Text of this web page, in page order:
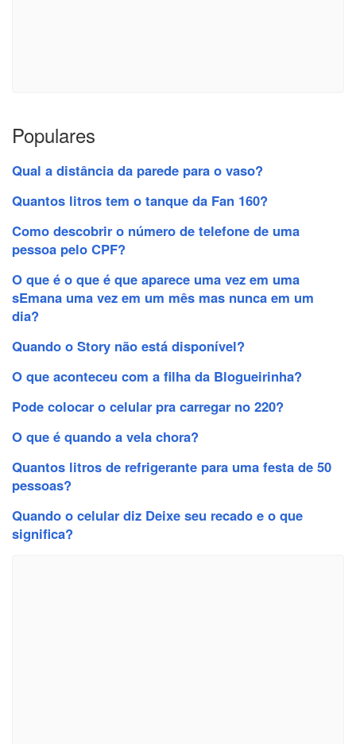
Populares
Qual a distância da parede para o vaso?
Quantos litros tem o tanque da Fan 160?
Como descobrir o número de telefone de uma
pessoa pelo CPF?
O que é o que é que aparece uma vez em uma
sEmana uma vez em um mês mas nunca em um
dia?
Quando o Story não está disponível?
O que aconteceu com a filha da Blogueirinha?
Pode colocar o celular pra carregar no 220?
O que é quando a vela chora?
Quantos litros de refrigerante para uma festa de 50
pessoas?
Quando o celular diz Deixe seu recado e o que
significa?